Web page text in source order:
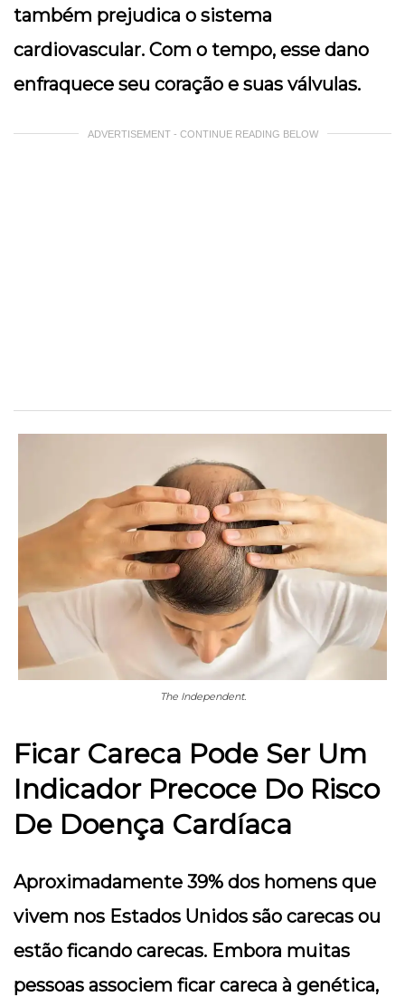
também prejudica o sistema
cardiovascular. Com o tempo, esse dano
enfraquece seu coração e suas válvulas.
ADVERTISEMENT - CONTINUE READING BELOW
The Independent.
Ficar Careca Pode Ser Um
Indicador Precoce Do Risco
De Doença Cardíaca
Aproximadamente 39% dos homens que
vivem nos Estados Unidos são carecas ou
estão ficando carecas. Embora muitas
pessoas associem ficar careca à genética,